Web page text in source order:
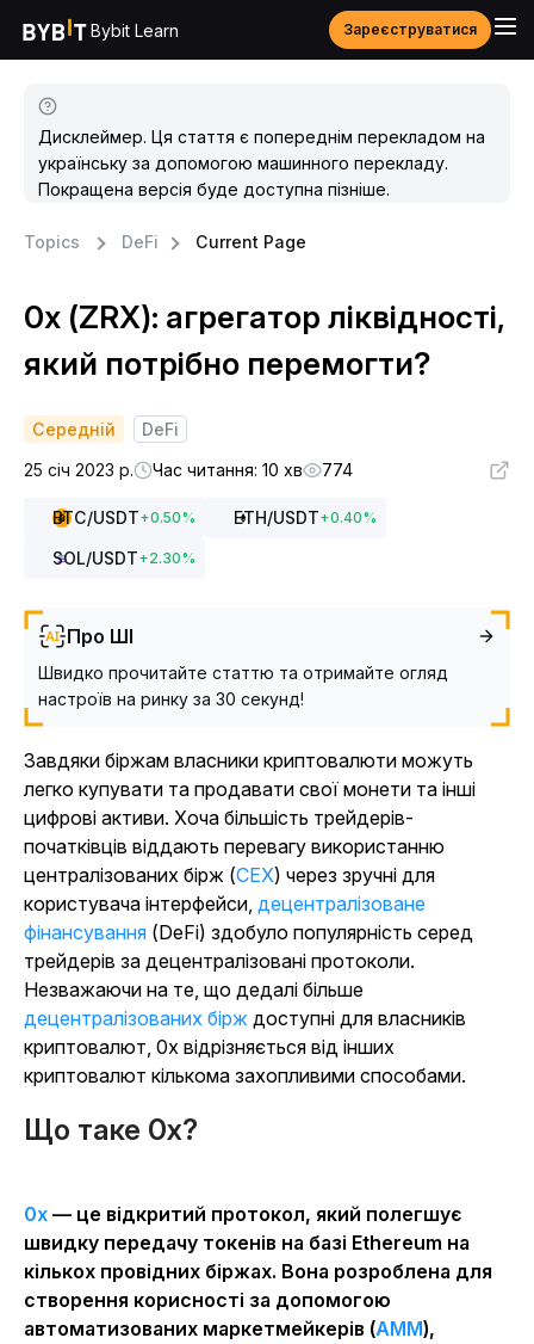
Bybit Learn Зареєструватися
Дисклеймер. Ця стаття є попереднім перекладом на
українську за допомогою машинного перекладу.
Покращена версія буде доступна пізніше.
Topics DeFi Current Page
0x (ZRX): агрегатор ліквідності,
який потрібно перемогти?
Середній
DeFi
25 січ 2023 р.
Час читання: 10 хв 774
BTC/USDT+0.50% ETH/USDT+0.40%
SOL/USDT+2.30%
Про ШІ
Швидко прочитайте статтю та отримайте огляд
настроїв на ринку за 30 секунд!
Завдяки біржам власники криптовалюти можуть
легко купувати та продавати свої монети та інші
цифрові активи. Хоча більшість трейдерів-
початківців віддають перевагу використанню
централізованих бірж (CEX) через зручні для
користувача інтерфейси, децентралізоване
фінансування (DeFi) здобуло популярність серед
трейдерів за децентралізовані протоколи.
Незважаючи на те, що дедалі більше
децентралізованих бірж доступні для власників
криптовалют, 0x відрізняється від інших
криптовалют кількома захопливими способами.
Що таке 0x?
0x — це відкритий протокол, який полегшує
швидку передачу токенів на базі Ethereum на
кількох провідних біржах. Вона розроблена для
створення корисності за допомогою
автоматизованих маркетмейкерів (AMM),